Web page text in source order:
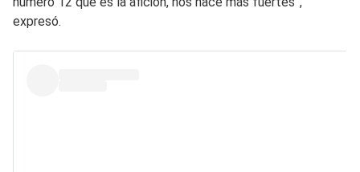
expresó.